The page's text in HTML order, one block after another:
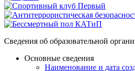
Сведения об образовательной
Основные сведения
Наименование и дата